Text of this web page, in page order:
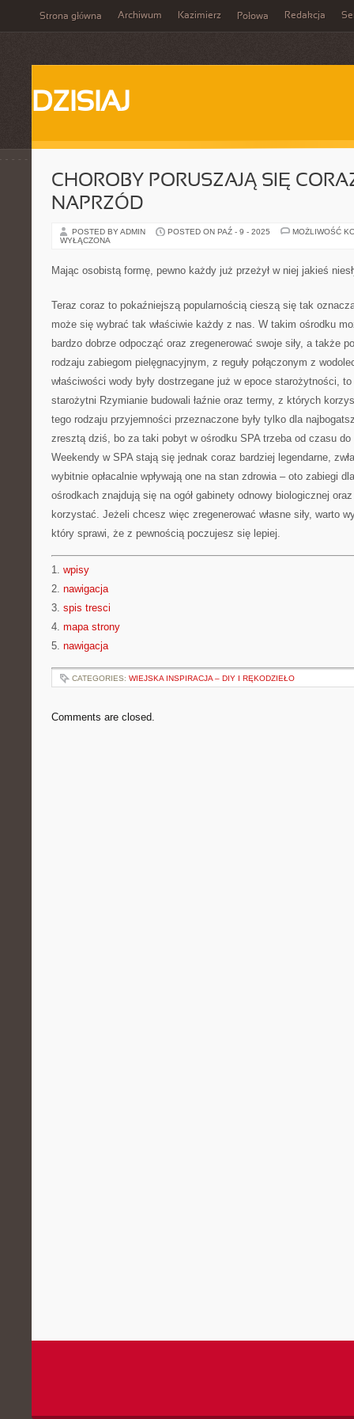
Strona główna Archiwum Kazimierz Połowa Redakcja
DZISIAJ
CHOROBY PORUSZAJĄ SIĘ
NAPRZÓD
POSTED BY ADMIN POSTED ON PAŹ - 9 - 2025
MOŻLIWOŚĆ
WYŁĄCZONA
Mając osobistą formę, pewno każdy już przeżył w niej jakieś
Teraz coraz to pokaźniejszą popularnością cieszą się tak
może się wybrać tak właściwie każdy z nas. W takim ośrodku
bardzo dobrze odpocząć oraz zregenerować swoje siły, a także
rodzaju zabiegom pielęgnacyjnym, z reguły połączonym z
właściwości wody były dostrzegane już w epoce starożytności,
starożytni Rzymianie budowali łaźnie oraz termy, z których
tego rodzaju przyjemności przeznaczone były tylko dla
zresztą dziś, bo za taki pobyt w ośrodku SPA trzeba od czasu do
Weekendy w SPA stają się jednak coraz bardziej legendarne,
wybitnie opłacalnie wpływają one na stan zdrowia – oto zabiegi
ośrodkach znajdują się na ogół gabinety odnowy biologicznej
korzystać. Jeżeli chcesz więc zregenerować własne siły, warto
który sprawi, że z pewnością poczujesz się lepiej.
1. wpisy
2. nawigacja
3. spis tresci
4. mapa strony
5. nawigacja
CATEGORIES: WIEJSKA INSPIRACJA – DIY I RĘKODZIEŁO
Comments are closed.